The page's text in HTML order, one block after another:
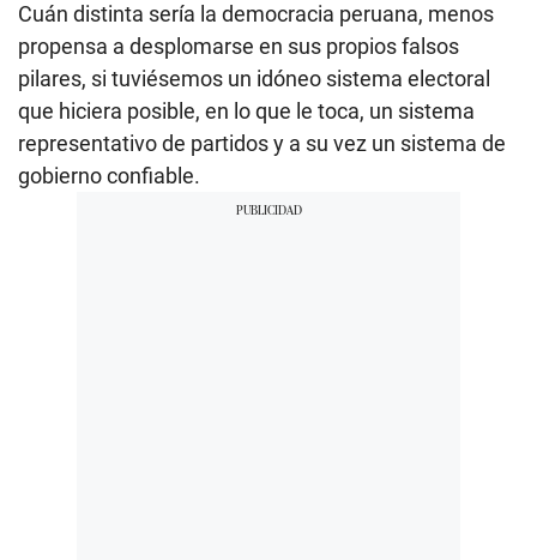
Cuán distinta sería la democracia peruana, menos
propensa a desplomarse en sus propios falsos
pilares, si tuviésemos un idóneo sistema electoral
que hiciera posible, en lo que le toca, un sistema
representativo de partidos y a su vez un sistema de
gobierno confiable.